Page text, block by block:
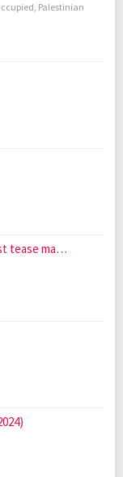
, Palestinian
tease ma…